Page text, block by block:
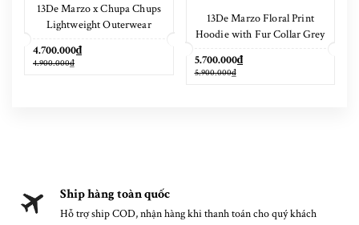
13De Marzo x Chupa Chups
Lightweight Outerwear
4.700.000₫
4.900.000₫
13De Marzo Floral Print
Hoodie with Fur Collar Grey
5.700.000₫
5.900.000₫
Ship hàng toàn quốc
Hỗ trợ ship COD, nhận hàng khi thanh toán cho quý khách